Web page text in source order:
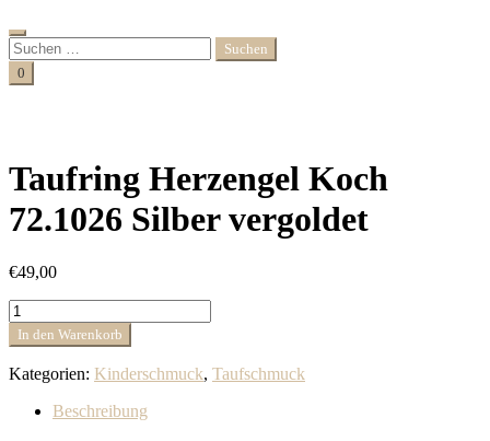
Search
Suchen
nach:
Cart
0
Taufring Herzengel Koch
72.1026 Silber vergoldet
€49,00
Taufring
Herzengel
Koch
72.1026
Silber
vergoldet
In den Warenkorb
Kategorien: Kinderschmuck, Taufschmuck
Beschreibung